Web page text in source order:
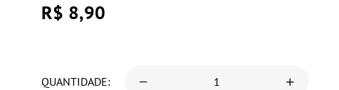
R$ 8,90
QUANTIDADE: